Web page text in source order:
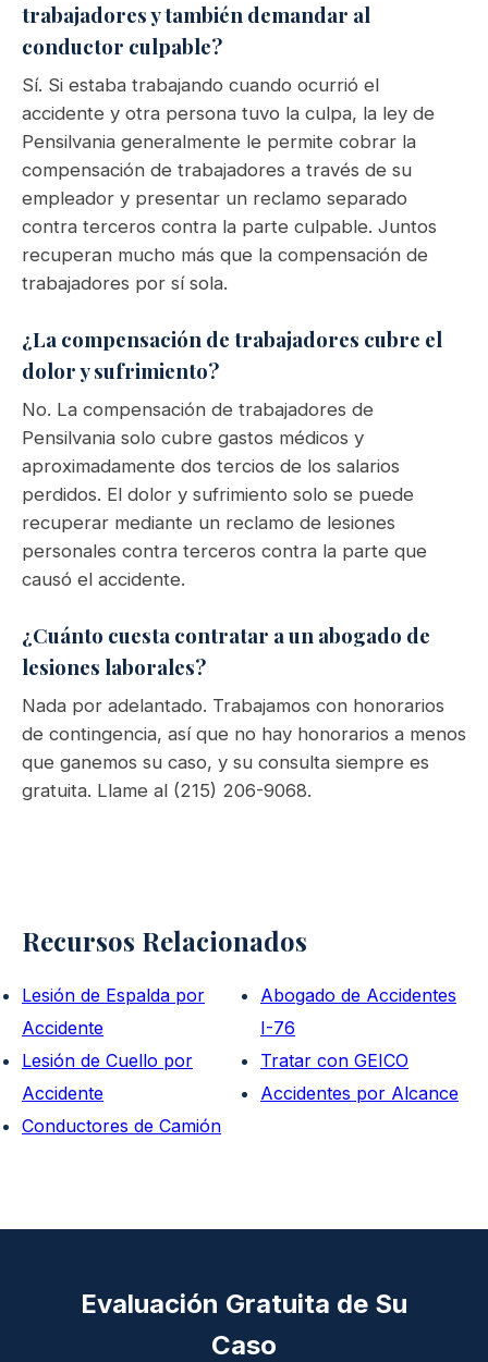
trabajadores y también demandar al
conductor culpable?
Sí. Si estaba trabajando cuando ocurrió el
accidente y otra persona tuvo la culpa, la ley de
Pensilvania generalmente le permite cobrar la
compensación de trabajadores a través de su
empleador y presentar un reclamo separado
contra terceros contra la parte culpable. Juntos
recuperan mucho más que la compensación de
trabajadores por sí sola.
¿La compensación de trabajadores cubre el
dolor y sufrimiento?
No. La compensación de trabajadores de
Pensilvania solo cubre gastos médicos y
aproximadamente dos tercios de los salarios
perdidos. El dolor y sufrimiento solo se puede
recuperar mediante un reclamo de lesiones
personales contra terceros contra la parte que
causó el accidente.
¿Cuánto cuesta contratar a un abogado de
lesiones laborales?
Nada por adelantado. Trabajamos con honorarios
de contingencia, así que no hay honorarios a menos
que ganemos su caso, y su consulta siempre es
gratuita. Llame al (215) 206-9068.
Recursos Relacionados
Lesión de Espalda por
Accidente
Lesión de Cuello por
Accidente
Conductores de Camión
Abogado de Accidentes
I-76
Tratar con GEICO
Accidentes por Alcance
Evaluación Gratuita de Su
Caso